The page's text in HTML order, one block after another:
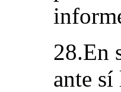
28.En
ante sí